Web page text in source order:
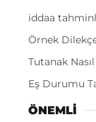
iddaa
Örnek
Tutanak Nasıl
Eş Durumu
ÖNEMLI